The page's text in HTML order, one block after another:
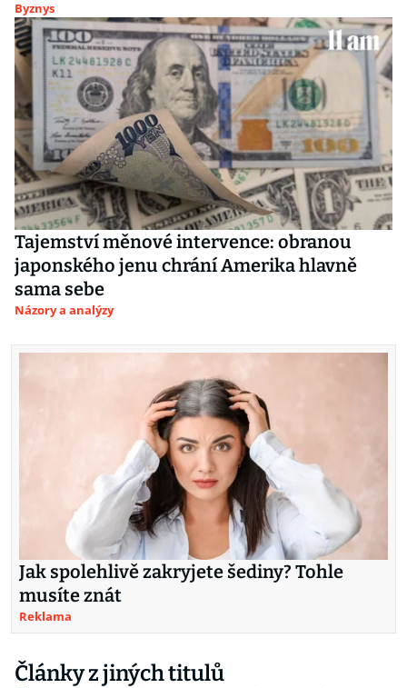
Byznys
Tajemství měnové intervence: obranou
japonského jenu chrání Amerika hlavně
sama sebe
Názory a analýzy
Jak spolehlivě zakryjete šediny? Tohle
musíte znát
Reklama
Články z jiných titulů